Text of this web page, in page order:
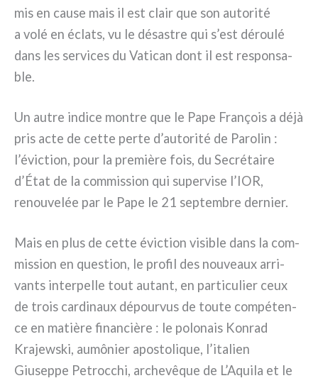
mis en cau­se mais il est clair que son auto­ri­té
a volé en écla­ts, vu le désa­stre qui s’est dérou­lé
dans les ser­vi­ces du Vatican dont il est respon­sa­
ble.
Un autre indi­ce mon­tre que le Pape François a déjà
pris acte de cet­te per­te d’autorité de Parolin :
l’éviction, pour la pre­miè­re fois, du Secrétaire
d’État de la com­mis­sion qui super­vi­se l’IOR,
renou­ve­lée par le Pape le 21 sep­tem­bre der­nier.
Mais en plus de cet­te évic­tion visi­ble dans la com­
mis­sion en que­stion, le pro­fil des nou­veaux arri­
van­ts inter­pel­le tout autant, en par­ti­cu­lier ceux
de trois car­di­naux dépour­vus de tou­te com­pé­ten­
ce en matiè­re finan­ciè­re : le polo­nais Konrad
Krajewski, aumô­nier apo­sto­li­que, l’italien
Giuseppe Petrocchi, arche­vê­que de L’Aquila et le